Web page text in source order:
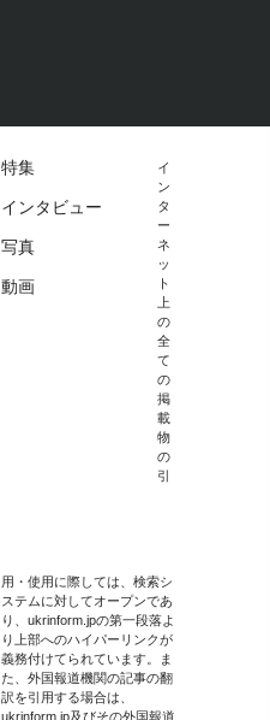
特集
インタビュー
写真
動画
イ
ン
タ
ー
ネ
ッ
ト
上
の
全
て
の
掲
載
物
の
引
用・使用に際しては、検索シ
ステムに対してオープンであ
り、ukrinform.jpの第一段落よ
り上部へのハイパーリンクが
義務付けてられています。ま
た、外国報道機関の記事の翻
訳を引用する場合は、
ukrinform.jp及びその外国報道